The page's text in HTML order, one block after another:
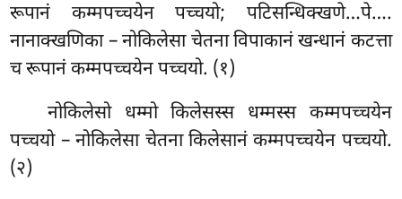
रूपानं कम्मपच्चयेन पच्चयो; पटिसन्धिक्खणे…पे….
नानाक्खणिका – नोकिलेसा चेतना विपाकानं खन्धानं कटत्ता
च रूपानं कम्मपच्चयेन पच्चयो. (१)
नोकिलेसो धम्मो किलेसस्स धम्मस्स कम्मपच्चयेन
पच्चयो – नोकिलेसा चेतना किलेसानं कम्मपच्चयेन पच्चयो.
(२)